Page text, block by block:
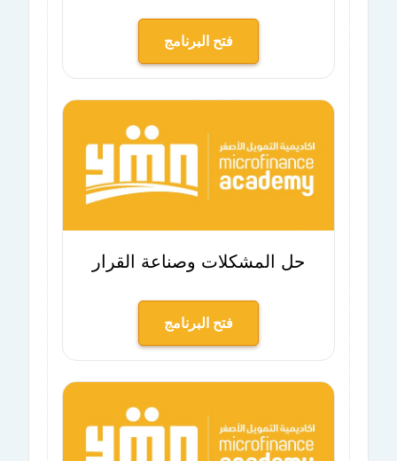
فتح البرنامج
حل المشكلات وصناعة القرار
فتح البرنامج